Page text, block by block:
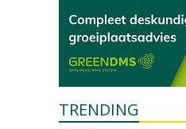
TRENDING